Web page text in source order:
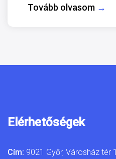
Tovább olvasom →
Elérhetőségek
Cím: 9021 Győr, Városház tér 1.